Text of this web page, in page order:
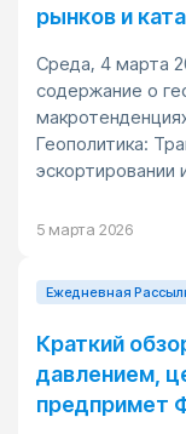
рынков и
Среда, 4 марта
содержание о
Геополитика:
эскортировании
5 марта 2026
Ежедневная
Краткий
давлением,
предпримет